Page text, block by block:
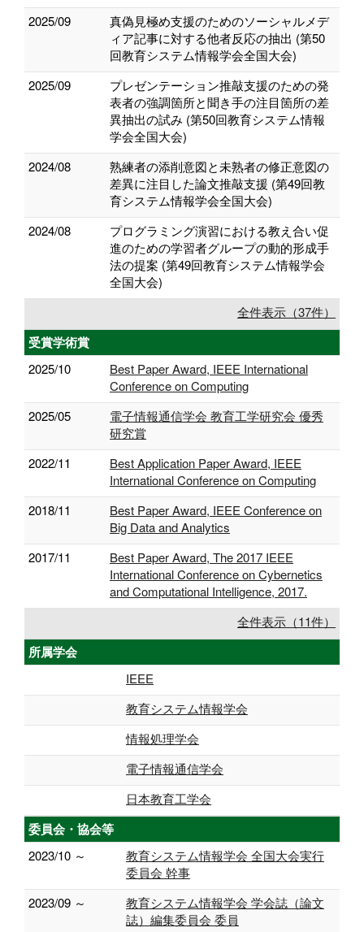
2025/09
真偽見極め支援のためのソーシャルメデ
ィア記事に対する他者反応の抽出 (第50
回教育システム情報学会全国大会)
2025/09
プレゼンテーション推敲支援のための発
表者の強調箇所と聞き手の注目箇所の差
異抽出の試み (第50回教育システム情報
学会全国大会)
2024/08
熟練者の添削意図と未熟者の修正意図の
差異に注目した論文推敲支援 (第49回教
育システム情報学会全国大会)
2024/08
プログラミング演習における教え合い促
進のための学習者グループの動的形成手
法の提案 (第49回教育システム情報学会
全国大会)
全件表示（37件）
受賞学術賞
2025/10
Best Paper Award, IEEE International
Conference on Computing
2025/05
電子情報通信学会 教育工学研究会 優秀
研究賞
2022/11
Best Application Paper Award, IEEE
International Conference on Computing
2018/11
Best Paper Award, IEEE Conference on
Big Data and Analytics
2017/11
Best Paper Award, The 2017 IEEE
International Conference on Cybernetics
and Computational Intelligence, 2017.
全件表示（11件）
所属学会
IEEE
教育システム情報学会
情報処理学会
電子情報通信学会
日本教育工学会
委員会・協会等
2023/10 ～
教育システム情報学会 全国大会実行
委員会 幹事
2023/09 ～
教育システム情報学会 学会誌（論文
誌）編集委員会 委員